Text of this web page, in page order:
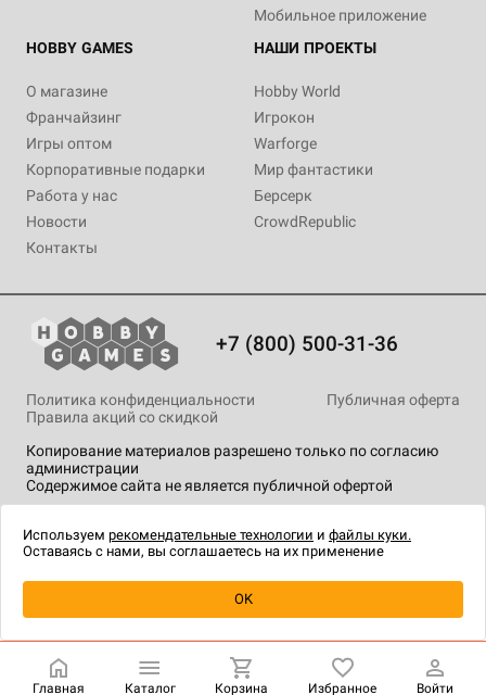
Уведомить о наличии
Мобильное приложение
HOBBY GAMES
О магазине
Франчайзинг
Игры оптом
Корпоративные подарки
Работа у нас
Новости
Контакты
НАШИ ПРОЕКТЫ
Hobby World
Игрокон
Warforge
Мир фантастики
Берсерк
CrowdRepublic
+7 (800) 500-31-36
Копирование материалов разрешено только по согласию
администрации
Содержимое сайта не является публичной офертой
Политика конфиденциальности
Публичная оферта
Правила акций со скидкой
технологии.
Главная Каталог Корзина Избранное Войти
Используем рекомендательные технологии и файлы куки.
Оставаясь с нами, вы соглашаетесь на их применение
OK